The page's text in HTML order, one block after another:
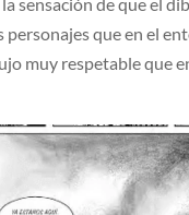
personajes que en el
muy respetable que